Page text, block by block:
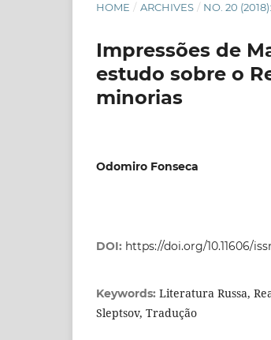
HOME / ARCHIVES / NO. 20
Impressões de
estudo sobre o
minorias
Odomiro Fonseca
DOI: https://doi.org/10.11606/
Keywords: Literatura Russa,
Sleptsov, Tradução